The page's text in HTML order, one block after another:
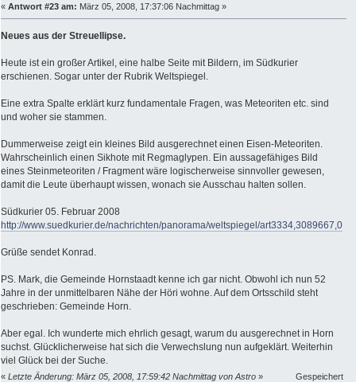
« Antwort #23 am: März 05, 2008, 17:37:06 Nachmittag »
Neues aus der Streuellipse.
Heute ist ein großer Artikel, eine halbe Seite mit Bildern, im Südkurier
erschienen. Sogar unter der Rubrik Weltspiegel.
Eine extra Spalte erklärt kurz fundamentale Fragen, was Meteoriten etc. sind
und woher sie stammen.
Dummerweise zeigt ein kleines Bild ausgerechnet einen Eisen-Meteoriten.
Wahrscheinlich einen Sikhote mit Regmaglypen. Ein aussagefähiges Bild
eines Steinmeteoriten / Fragment wäre logischerweise sinnvoller gewesen,
damit die Leute überhaupt wissen, wonach sie Ausschau halten sollen.
Südkurier 05. Februar 2008
http://www.suedkurier.de/nachrichten/panorama/weltspiegel/art3334,3089667,0
Grüße sendet Konrad.
PS. Mark, die Gemeinde Hornstaadt kenne ich gar nicht. Obwohl ich nun 52
Jahre in der unmittelbaren Nähe der Höri wohne. Auf dem Ortsschild steht
geschrieben: Gemeinde Horn.
Aber egal. Ich wunderte mich ehrlich gesagt, warum du ausgerechnet in Horn
suchst. Glücklicherweise hat sich die Verwechslung nun aufgeklärt. Weiterhin
viel Glück bei der Suche.
« Letzte Änderung: März 05, 2008, 17:59:42 Nachmittag von Astro » Gespeichert